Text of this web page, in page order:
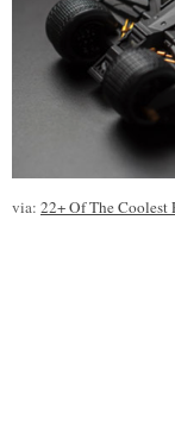
via: 22+ Of The Coolest